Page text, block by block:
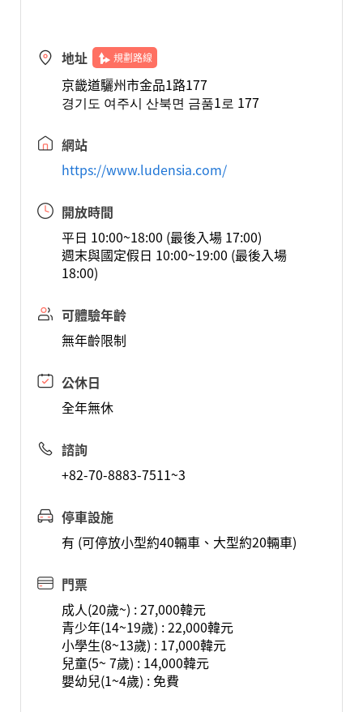
地址 規劃路線
京畿道驪州市金品1路177
경기도 여주시 산북면 금품1로 177
網站
https://www.ludensia.com/
開放時間
平日 10:00~18:00 (最後入場 17:00)
週末與國定假日 10:00~19:00 (最後入場
18:00)
可體驗年齡
無年齡限制
公休日
全年無休
諮詢
+82-70-8883-7511~3
停車設施
有 (可停放小型約40輛車、大型約20輛車)
門票
成人(20歲~) : 27,000韓元
青少年(14~19歲) : 22,000韓元
小學生(8~13歲) : 17,000韓元
兒童(5~ 7歲) : 14,000韓元
嬰幼兒(1~4歲) : 免費